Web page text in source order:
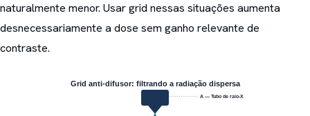
naturalmente menor. Usar grid nessas situações aumenta
desnecessariamente a dose sem ganho relevante de
contraste.